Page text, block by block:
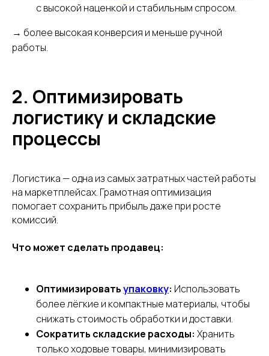
с высокой наценкой и стабильным спросом.
→ более высокая конверсия и меньше ручной
работы.
2. Оптимизировать
логистику и складские
процессы
Логистика — одна из самых затратных частей работы
на маркетплейсах. Грамотная оптимизация
помогает сохранить прибыль даже при росте
комиссий.
Что может сделать продавец:
Оптимизироватьупаковку: Использовать
более лёгкие и компактные материалы, чтобы
снижать стоимость обработки и доставки.
Сократить складские расходы: Хранить
только ходовые товары, минимизировать